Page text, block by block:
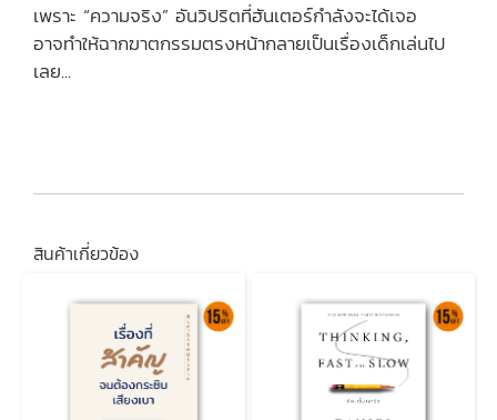
เพราะ “ความจริง” อันวิปริตที่ฮันเตอร์กำลังจะได้เจอ
อาจทำให้ฉากฆาตกรรมตรงหน้ากลายเป็นเรื่องเด็กเล่นไป
เลย...
สินค้าเกี่ยวข้อง